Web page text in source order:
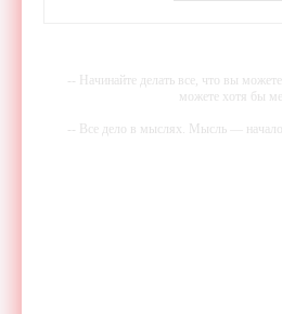
-- Начинайте делать все, что вы
можете хотя бы
-- Все дело в мыслях. Мысль —